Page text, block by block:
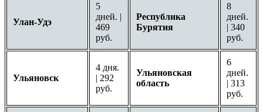
Улан-Удэ
5
дней. |
469
руб.
Республика
Бурятия
8
дней.
| 340
руб.
Ульяновск
4 дня.
| 292
руб.
Ульяновская
область
6
дней.
| 313
руб.